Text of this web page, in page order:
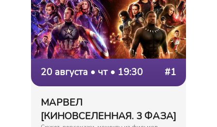
20 августа • чт • 19:30 #1
МАРВЕЛ
[КИНОВСЕЛЕННАЯ. 3 ФАЗА]